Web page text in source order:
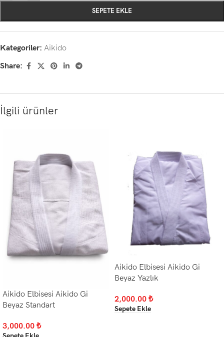
SEPETE EKLE
Kategoriler: Aikido
Share:
İlgili ürünler
Aikido Elbisesi Aikido Gi
Beyaz Standart
3,000.00 ₺
Aikido Elbisesi Aikido Gi
Beyaz Yazlık
2,000.00 ₺
Sepete Ekle